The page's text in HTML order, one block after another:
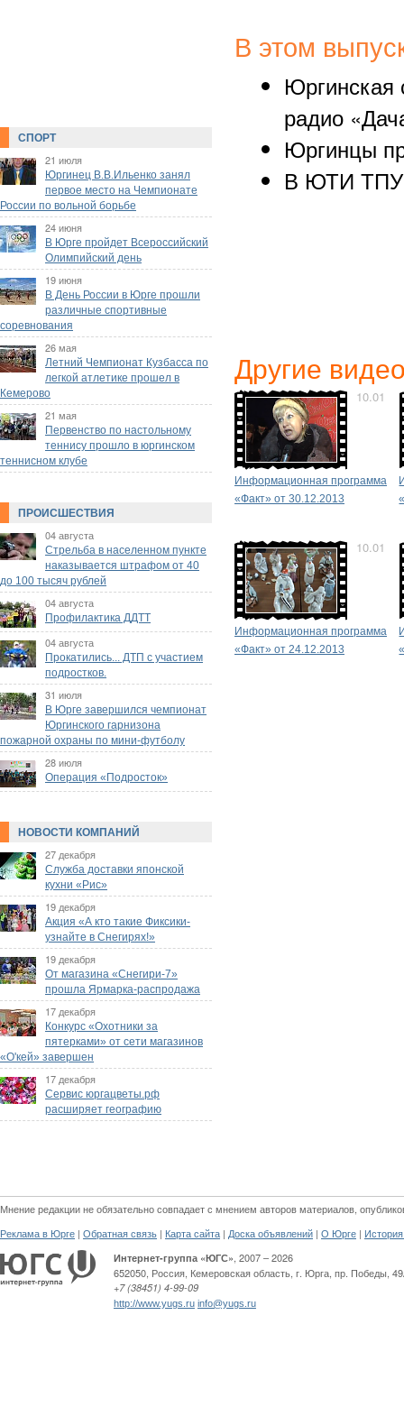
СПОРТ
21 июля
Юргинец В.В.Ильенко занял
первое место на Чемпионате
России по вольной борьбе
24 июня
В Юрге пройдет Всероссийский
Олимпийский день
19 июня
В День России в Юрге прошли
различные спортивные
соревнования
26 мая
Летний Чемпионат Кузбасса по
легкой атлетике прошел в
Кемерово
21 мая
Первенство по настольному
теннису прошло в юргинском
теннисном клубе
ПРОИСШЕСТВИЯ
04 августа
Стрельба в населенном пункте
наказывается штрафом от 40
до 100 тысяч рублей
04 августа
Профилактика ДДТТ
04 августа
Прокатились... ДТП с участием
подростков.
31 июля
В Юрге завершился чемпионат
Юргинского гарнизона
пожарной охраны по мини-футболу
28 июля
Операция «Подросток»
НОВОСТИ КОМПАНИЙ
27 декабря
Служба доставки японской
кухни «Рис»
19 декабря
Акция «А кто такие Фиксики-
узнайте в Снегирях!»
19 декабря
От магазина «Снегири-7»
прошла Ярмарка-распродажа
17 декабря
Конкурс «Охотники за
пятерками» от сети магазинов
«О'кей» завершен
17 декабря
Сервис юргацветы.рф
расширяет географию
В этом
Юргинская
радио
Юргинцы
В ЮТИ ТПУ
Другие
10.01
Информационная программа
«Факт» от 30.12.2013
10.01
Информационная программа
«Факт» от 24.12.2013
Мнение редакции не обязательно совпадает с мнением авторов материалов,
Реклама в Юрге | Обратная связь | Карта сайта | Доска объявлений | О Юрге |
Интернет-группа «ЮГС» , 2007 – 2026
652050, Россия, Кемеровская область, г. Юрга, пр. Победы,
+7 (38451) 4-99-09
http://www.yugs.ru info@yugs.ru